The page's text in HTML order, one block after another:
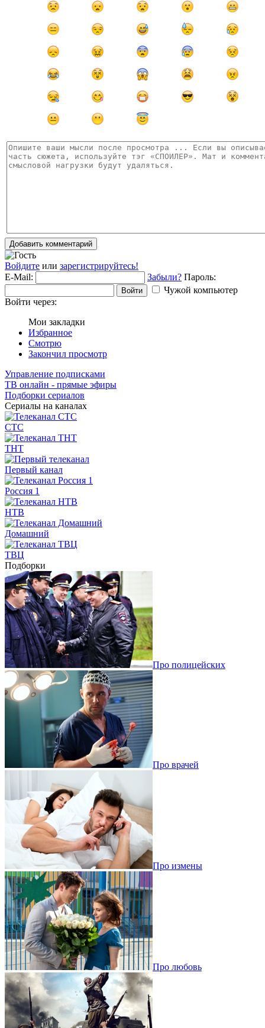
Добавить комментарий
Войдите или зарегистрируйтесь!
E-Mail:
Забыли? Пароль:
Войти
Чужой компьютер
Войти через:
Мои закладки
Избранное
Смотрю
Закончил просмотр
Управление подписками
ТВ онлайн - прямые эфиры
Подборки сериалов
Сериалы на каналах
СТС
ТНТ
Первый канал
Россия 1
НТВ
Домашний
ТВЦ
Подборки
Про полицейских
Про врачей
Про измены
Про любовь